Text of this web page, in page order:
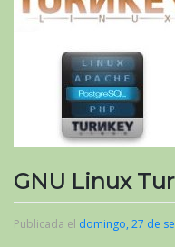
GNU Linux
Publicada el domingo, 27 de